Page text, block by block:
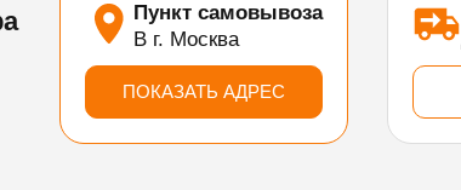
Пункт самовывоза
В г. Москва
ПОКАЗАТЬ АДРЕС